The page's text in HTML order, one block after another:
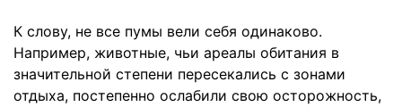
К слову, не все пумы вели себя одинаково.
Например, животные, чьи ареалы обитания в
значительной степени пересекались с зонами
отдыха, постепенно ослабили свою осторожность,